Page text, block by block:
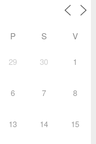
P S V
29 30 1
6 7 8
13 14 15